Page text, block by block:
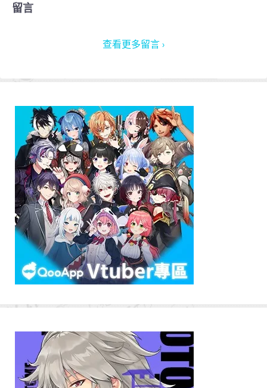
留言
查看更多留言 ›